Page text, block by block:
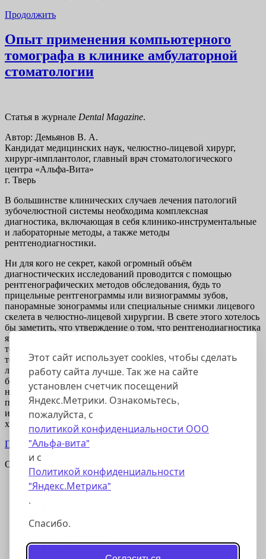
Этот сайт использует cookies, чтобы сделать
работу сайта лучше. Так же на сайте
установлен счетчик посещений
Яндекс.Метрики. Ознакомьтесь,
пожалуйста, с
политикой конфиденциальности ООО
"Альфа-вита"
и с
Политикой конфиденциальности
"Яндекс.Метрика"
.
Спасибо.
Продолжить
Опыт применения компьютерного
томографа в клинике амбулаторной
стоматологии
Статья в журнале Dental Magazine.
Автор: Демьянов В. А.
Кандидат медицинских наук, челюстно-лицевой хирург,
хирург-имплантолог, главный врач стоматологического
центра «Альфа-Вита»
г. Тверь
В большинстве клинических случаев лечения патологий
зубочелюстной системы необходима комплексная
диагностика, включающая в себя клинико-инструментальные
и лабораторные методы, а также методы
рентгенодиагностики.
Ни для кого не секрет, какой огромный объём
диагностических исследований проводится с помощью
рентгенографических методов обследования, будь то
прицельные рентгенограммы или визиограммы зубов,
панорамные зонограммы или специальные снимки лицевого
скелета в челюстно-лицевой хирургии. В свете этого хотелось
бы заметить, что утверждение о том, что рентгенодиагностика
является всего лишь дополнительным методом исследования,
теряет свою актуальность. Сложно себе представить
терапевта-стоматолога, который примет решение о тактике
лечения больного с обострением хронического периодонтита
без проведения рентгенографического исследования или,
например, хирурга-имплантолога, который возьмётся
провести дентальную имплантацию без соответствующих
исследований, не говоря уже о гнатологах, пародонтологах,
хирургах и челюстно-лицевых хирургах.
Продолжить
ООО СЦ "Альфа-Вита" © 2017
Главная
Информация для пациентов
Технологии
Информация для специалистов